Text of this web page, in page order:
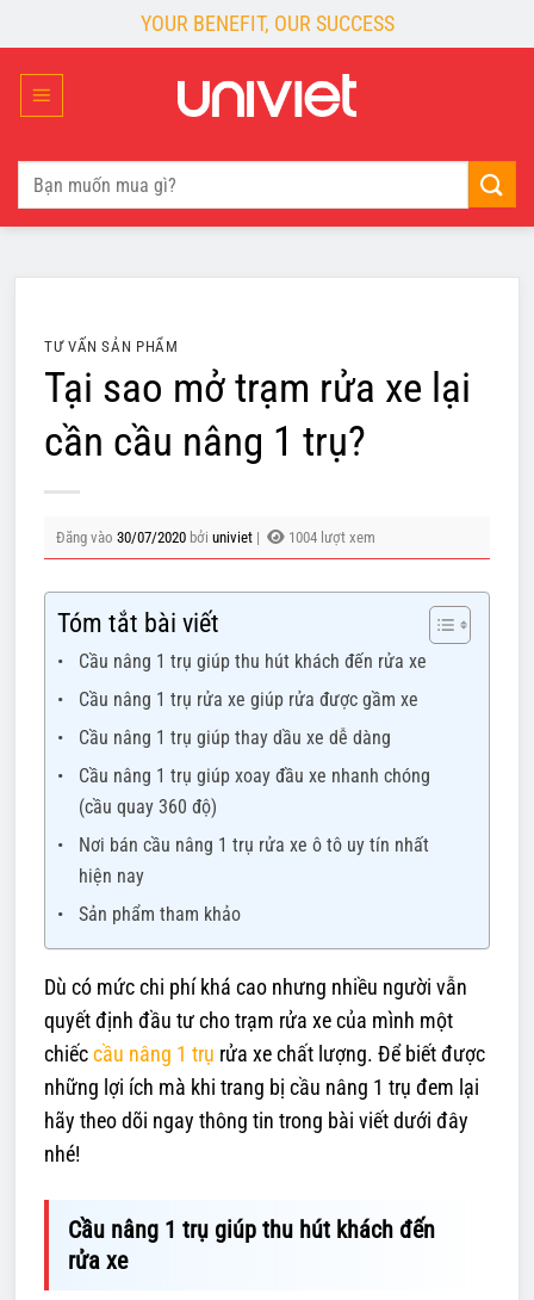
to
content
YOUR BENEFIT, OUR SUCCESS
Tìm
kiếm:
TƯ VẤN SẢN PHẨM
Tại sao mở trạm rửa xe lại
cần cầu nâng 1 trụ?
Đăng vào 30/07/2020 bởi univiet | 1004 lượt xem
Tóm tắt bài viết
Cầu nâng 1 trụ giúp thu hút khách đến rửa xe
Cầu nâng 1 trụ rửa xe giúp rửa được gầm xe
Cầu nâng 1 trụ giúp thay dầu xe dễ dàng
Cầu nâng 1 trụ giúp xoay đầu xe nhanh chóng
(cầu quay 360 độ)
Nơi bán cầu nâng 1 trụ rửa xe ô tô uy tín nhất
hiện nay
Sản phẩm tham khảo
Dù có mức chi phí khá cao nhưng nhiều người vẫn
quyết định đầu tư cho trạm rửa xe của mình một
chiếccầu nâng 1 trụ rửa xe chất lượng. Để biết được
những lợi ích mà khi trang bị cầu nâng 1 trụ đem lại
hãy theo dõi ngay thông tin trong bài viết dưới đây
nhé!
Cầu nâng 1 trụ giúp thu hút khách đến
rửa xe